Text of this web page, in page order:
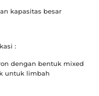
kapasitas besar
:
dengan bentuk mixed
untuk limbah